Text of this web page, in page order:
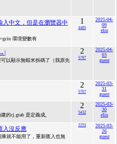
入中文，但是在瀏覽器中
環境變數有
1
4485
2025-04-
09
eliu
→|
以顯示無蝦米拆碼了（我原先
2
5797
2025-04-
03
guest
2
5707
2025-03-
31
guest
的cj.gtab 是定義成,
2
5432
2025-03-
30
eliu
入沒反應
就不能用了，重新匯入也無
2255
2025-03-
26
guest